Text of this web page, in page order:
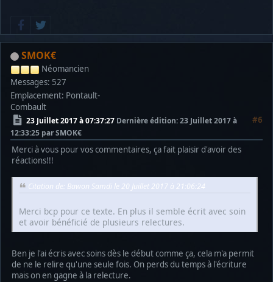
SMOK€
Néomancien
Messages: 527
Emplacement: Pontault-
Combault
23 Juillet 2017 à 07:37:27 #6
Dernière édition: 23 Juillet 2017 à
12:33:25 par SMOK€
Merci à vous pour vos commentaires, ça fait plaisir d'avoir des
réactions!!!
Citation de: Bawon Samdi le 20 Juillet 2017 à 21:06:24
Merci bcp pour ce texte. En plus il semble écrit avec soin
et avoir bénéficié de plusieurs relectures.
Ben je l'ai écris avec soins dès le début comme ça, cela m'a permit
de ne le relire qu'une seule fois. On perds du temps à l'écriture
mais on en gagne à la relecture.